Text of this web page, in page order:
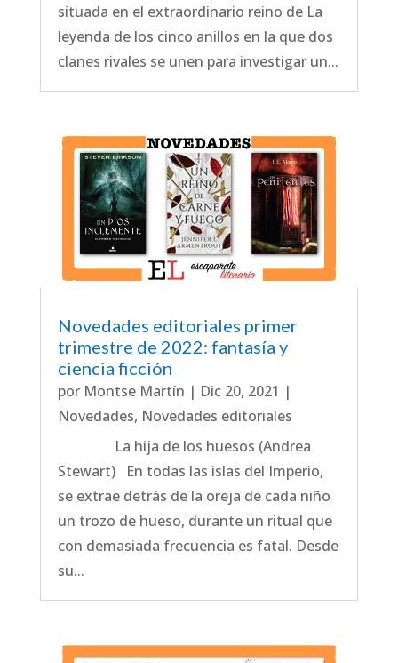
situada en el extraordinario reino de La
leyenda de los cinco anillos en la que dos
clanes rivales se unen para investigar un...
Novedades editoriales primer
trimestre de 2022: fantasía y
ciencia ficción
por Montse Martín | Dic 20, 2021 |
Novedades, Novedades editoriales
La hija de los huesos (Andrea
Stewart) En todas las islas del Imperio,
se extrae detrás de la oreja de cada niño
un trozo de hueso, durante un ritual que
con demasiada frecuencia es fatal. Desde
su...